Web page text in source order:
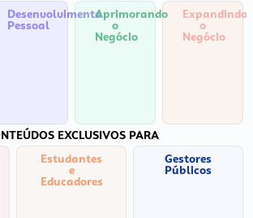
Desenvolvimento
Pessoal
Aprimorando
o
Negócio
Expandindo
o
Negócio
EXCLUSIVOS PARA
Estudantes
e
Educadores
Gestores
Públicos